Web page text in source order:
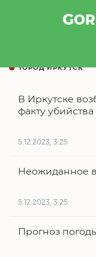
ГОРОД ИРКУТСК
В Иркутске
факту
5.12.2023, 3:25
Неожиданное
5.12.2023, 3:25
Прогноз